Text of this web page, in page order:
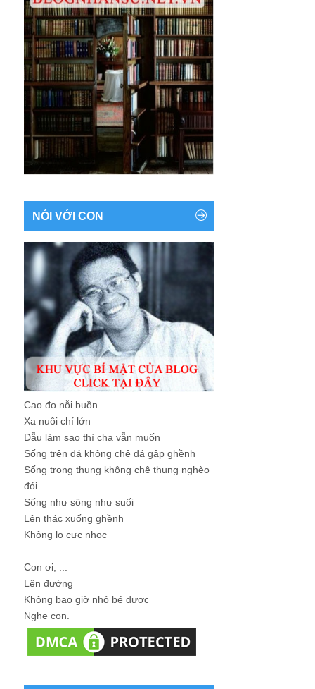
NÓI VỚI CON
Cao đo nỗi buồn
Xa nuôi chí lớn
Dẫu làm sao thì cha vẫn muốn
Sống trên đá không chê đá gập ghềnh
Sống trong thung không chê thung nghèo
đói
Sống như sông như suối
Lên thác xuống ghềnh
Không lo cực nhọc
Con ơi, ...
Lên đường
Không bao giờ nhỏ bé được
Nghe con.